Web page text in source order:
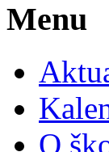
Menu
O